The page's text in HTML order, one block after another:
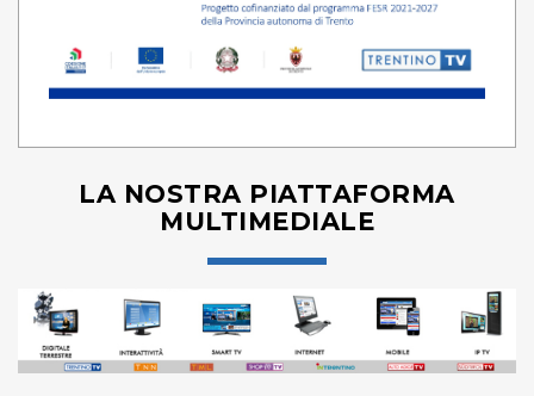
LA NOSTRA PIATTAFORMA
MULTIMEDIALE